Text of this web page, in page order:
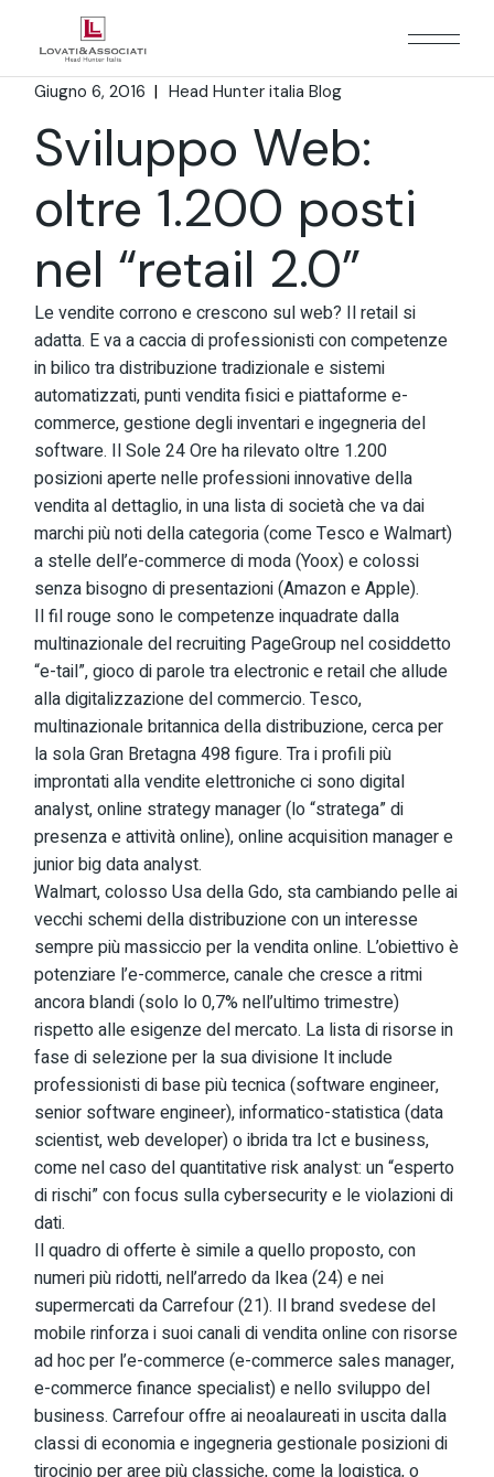
Giugno 6, 2016 Head Hunter italia Blog
Sviluppo Web:
oltre 1.200 posti
nel “retail 2.0”
Le vendite corrono e crescono sul web? Il retail si
adatta. E va a caccia di professionisti con competenze
in bilico tra distribuzione tradizionale e sistemi
automatizzati, punti vendita fisici e piattaforme e-
commerce, gestione degli inventari e ingegneria del
software. Il Sole 24 Ore ha rilevato oltre 1.200
posizioni aperte nelle professioni innovative della
vendita al dettaglio, in una lista di società che va dai
marchi più noti della categoria (come Tesco e Walmart)
a stelle dell’e-commerce di moda (Yoox) e colossi
senza bisogno di presentazioni (Amazon e Apple).
Il fil rouge sono le competenze inquadrate dalla
multinazionale del recruiting PageGroup nel cosiddetto
“e-tail”, gioco di parole tra electronic e retail che allude
alla digitalizzazione del commercio. Tesco,
multinazionale britannica della distribuzione, cerca per
la sola Gran Bretagna 498 figure. Tra i profili più
improntati alla vendite elettroniche ci sono digital
analyst, online strategy manager (lo “stratega” di
presenza e attività online), online acquisition manager e
junior big data analyst.
Walmart, colosso Usa della Gdo, sta cambiando pelle ai
vecchi schemi della distribuzione con un interesse
sempre più massiccio per la vendita online. L’obiettivo è
potenziare l’e-commerce, canale che cresce a ritmi
ancora blandi (solo lo 0,7% nell’ultimo trimestre)
rispetto alle esigenze del mercato. La lista di risorse in
fase di selezione per la sua divisione It include
professionisti di base più tecnica (software engineer,
senior software engineer), informatico-statistica (data
scientist, web developer) o ibrida tra Ict e business,
come nel caso del quantitative risk analyst: un “esperto
di rischi” con focus sulla cybersecurity e le violazioni di
dati.
Il quadro di offerte è simile a quello proposto, con
numeri più ridotti, nell’arredo da Ikea (24) e nei
supermercati da Carrefour (21). Il brand svedese del
mobile rinforza i suoi canali di vendita online con risorse
ad hoc per l’e-commerce (e-commerce sales manager,
e-commerce finance specialist) e nello sviluppo del
business. Carrefour offre ai neoalaureati in uscita dalla
classi di economia e ingegneria gestionale posizioni di
tirocinio per aree più classiche, come la logistica, o